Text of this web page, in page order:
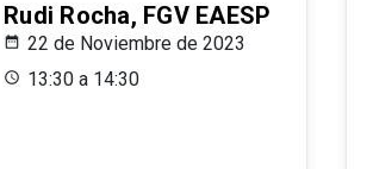
Rudi Rocha, FGV EAESP
22 de Noviembre de 2023
13:30 a 14:30